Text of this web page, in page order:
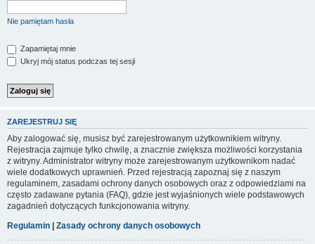
Nie pamiętam hasła
Zapamiętaj mnie
Ukryj mój status podczas tej sesji
ZAREJESTRUJ SIĘ
Aby zalogować się, musisz być zarejestrowanym użytkownikiem witryny.
Rejestracja zajmuje tylko chwilę, a znacznie zwiększa możliwości korzystania
z witryny. Administrator witryny może zarejestrowanym użytkownikom nadać
wiele dodatkowych uprawnień. Przed rejestracją zapoznaj się z naszym
regulaminem, zasadami ochrony danych osobowych oraz z odpowiedziami na
często zadawane pytania (FAQ), gdzie jest wyjaśnionych wiele podstawowych
zagadnień dotyczących funkcjonowania witryny.
Regulamin | Zasady ochrony danych osobowych